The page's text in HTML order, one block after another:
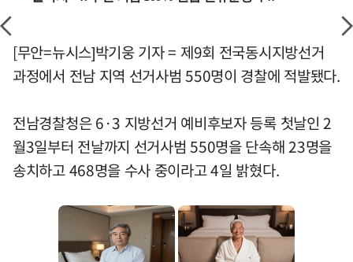
[무안=뉴시스]박기웅 기자 = 제9회 전국동시지방선거
과정에서 전남 지역 선거사범 550명이 경찰에 적발됐다.
전남경찰청은 6·3 지방선거 예비후보자 등록 첫날인 2
월3일부터 전날까지 선거사범 550명을 단속해 23명을
송치하고 468명을 수사 중이라고 4일 밝혔다.